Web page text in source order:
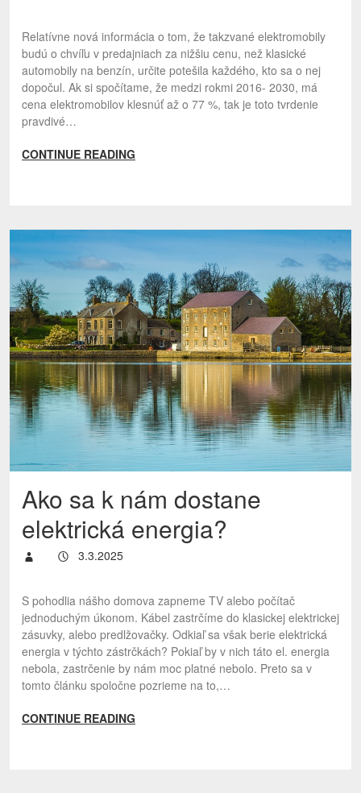
Relatívne nová informácia o tom, že takzvané elektromobily
budú o chvíľu v predajniach za nižšiu cenu, než klasické
automobily na benzín, určite potešila každého, kto sa o nej
dopočul. Ak si spočítame, že medzi rokmi 2016- 2030, má
cena elektromobilov klesnúť až o 77 %, tak je toto tvrdenie
pravdivé…
CONTINUE READING
Ako sa k nám dostane
elektrická energia?
3.3.2025
S pohodlia nášho domova zapneme TV alebo počítač
jednoduchým úkonom. Kábel zastrčíme do klasickej elektrickej
zásuvky, alebo predlžovačky. Odkiaľ sa však berie elektrická
energia v týchto zástrčkách? Pokiaľ by v nich táto el. energia
nebola, zastrčenie by nám moc platné nebolo. Preto sa v
tomto článku spoločne pozrieme na to,…
CONTINUE READING